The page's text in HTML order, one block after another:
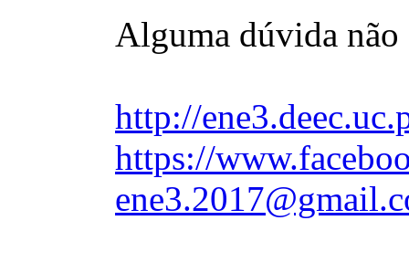
Alguma dúvida não
http://
https://